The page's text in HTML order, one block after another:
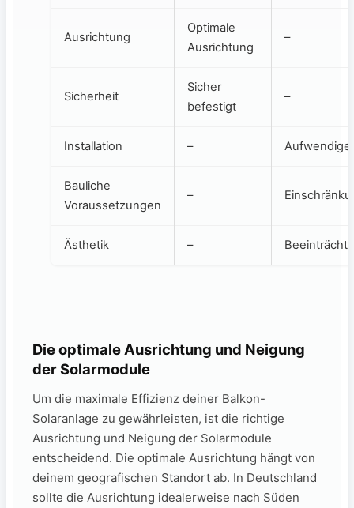
Ausrichtung
Optimale
Ausrichtung
–
Sicherheit
Sicher
befestigt
–
Installation – Aufwendiger
Bauliche
Voraussetzungen
–
Ästhetik –
Die optimale Ausrichtung und⁣ Neigung
⁢der ​Solarmodule
Um die maximale Effizienz deiner ‌Balkon-
Solaranlage zu⁢ gewährleisten,⁢ ist ⁢die ⁤richtige
Ausrichtung⁤ und ​Neigung der Solarmodule
entscheidend. Die optimale Ausrichtung⁤ hängt von
deinem⁢ geografischen‌ Standort ab. In Deutschland
sollte die⁣ Ausrichtung idealerweise nach Süden